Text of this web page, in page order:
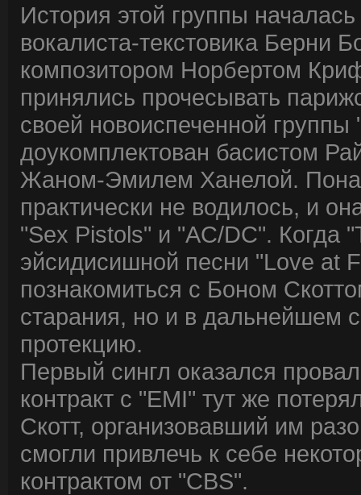
История этой группы
вокалиста-текстовика Берни
композитором Норбертом
принялись прочесывать
своей новоиспеченной
доукомплектован басистом
Жаном-Эмилем Ханелой.
практически не водилось, и
"Sex Pistols" и "AC/DC". Когда
эйсидисишной песни "Love at
познакомиться с Боном
старания, но и в дальнейшем
протекцию.
Первый сингл оказался
контракт с "EMI" тут же
Скотт, организовавший им
смогли привлечь к себе
контрактом от "CBS".